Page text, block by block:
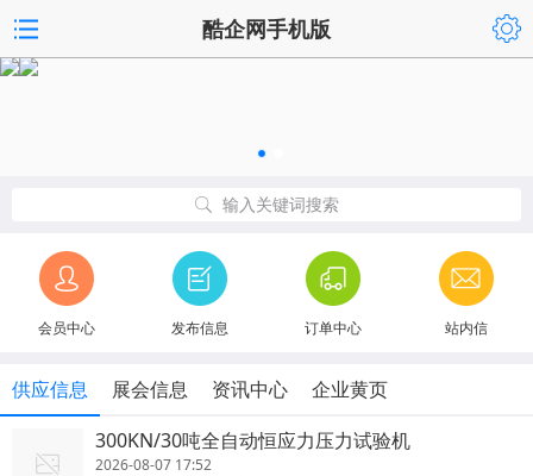
酷企网手机版
输入关键词搜索
会员中心 发布信息 订单中心 站内信
供应信息 展会信息 资讯中心
企业黄页
300KN/30吨全自动恒应力压力试验机
2026-08-07 17:52